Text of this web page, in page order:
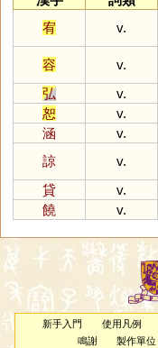
宥
v.
容
v.
弘
v.
恕
v.
涵
v.
諒
v.
貸
v.
饒
v.
新手入門 使用凡例
鳴謝
製作單位